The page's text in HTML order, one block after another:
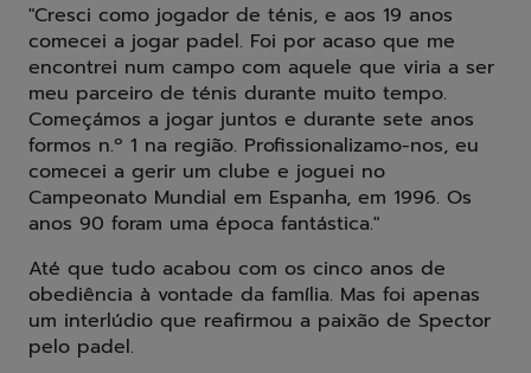
"Cresci como jogador de ténis, e aos 19 anos
comecei a jogar padel. Foi por acaso que me
encontrei num campo com aquele que viria a ser
meu parceiro de ténis durante muito tempo.
Começámos a jogar juntos e durante sete anos
formos n.º 1 na região. Profissionalizamo-nos, eu
comecei a gerir um clube e joguei no
Campeonato Mundial em Espanha, em 1996. Os
anos 90 foram uma época fantástica."
Até que tudo acabou com os cinco anos de
obediência à vontade da família. Mas foi apenas
um interlúdio que reafirmou a paixão de Spector
pelo padel.